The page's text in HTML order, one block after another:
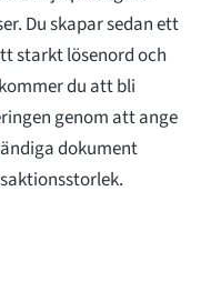
Du skapar sedan ett
starkt lösenord och
du att bli
genom att ange
dokument